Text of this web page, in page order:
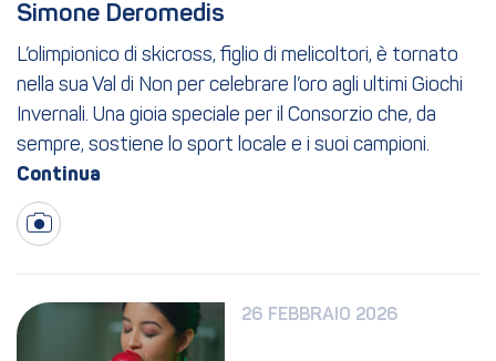
Simone Deromedis
L’olimpionico di skicross, figlio di melicoltori, è tornato
nella sua Val di Non per celebrare l’oro agli ultimi Giochi
Invernali. Una gioia speciale per il Consorzio che, da
sempre, sostiene lo sport locale e i suoi campioni.
26 FEBBRAIO 2026